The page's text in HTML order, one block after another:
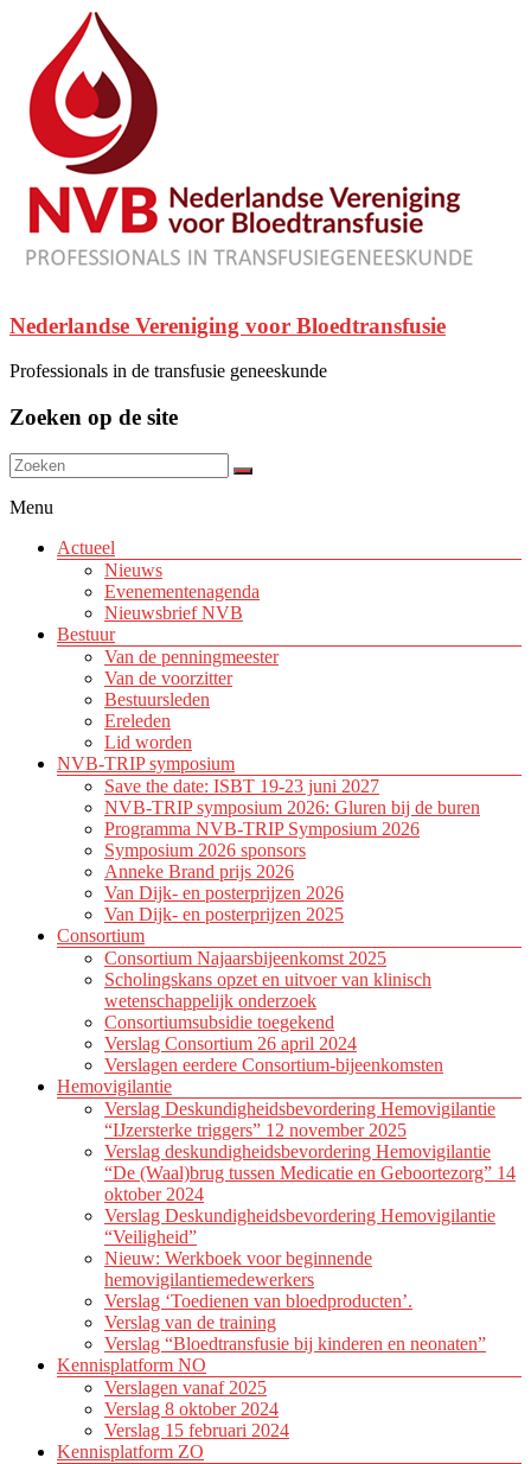
Nederlandse Vereniging voor Bloedtransfusie
Professionals in de transfusie geneeskunde
Zoeken op de site
Menu
Actueel
Nieuws
Evenementenagenda
Nieuwsbrief NVB
Bestuur
Van de penningmeester
Van de voorzitter
Bestuursleden
Ereleden
Lid worden
NVB-TRIP symposium
Save the date: ISBT 19-23 juni 2027
NVB-TRIP symposium 2026: Gluren bij de buren
Programma NVB-TRIP Symposium 2026
Symposium 2026 sponsors
Anneke Brand prijs 2026
Van Dijk- en posterprijzen 2026
Van Dijk- en posterprijzen 2025
Consortium
Consortium Najaarsbijeenkomst 2025
Scholingskans opzet en uitvoer van klinisch
wetenschappelijk onderzoek
Consortiumsubsidie toegekend
Verslag Consortium 26 april 2024
Verslagen eerdere Consortium-bijeenkomsten
Hemovigilantie
Verslag Deskundigheidsbevordering Hemovigilantie
“IJzersterke triggers” 12 november 2025
Verslag deskundigheidsbevordering Hemovigilantie
“De (Waal)brug tussen Medicatie en Geboortezorg” 14
oktober 2024
Verslag Deskundigheidsbevordering Hemovigilantie
“Veiligheid”
Nieuw: Werkboek voor beginnende
hemovigilantiemedewerkers
Verslag ‘Toedienen van bloedproducten’.
Verslag van de training
Verslag “Bloedtransfusie bij kinderen en neonaten”
Kennisplatform NO
Verslagen vanaf 2025
Verslag 8 oktober 2024
Verslag 15 februari 2024
Kennisplatform ZO